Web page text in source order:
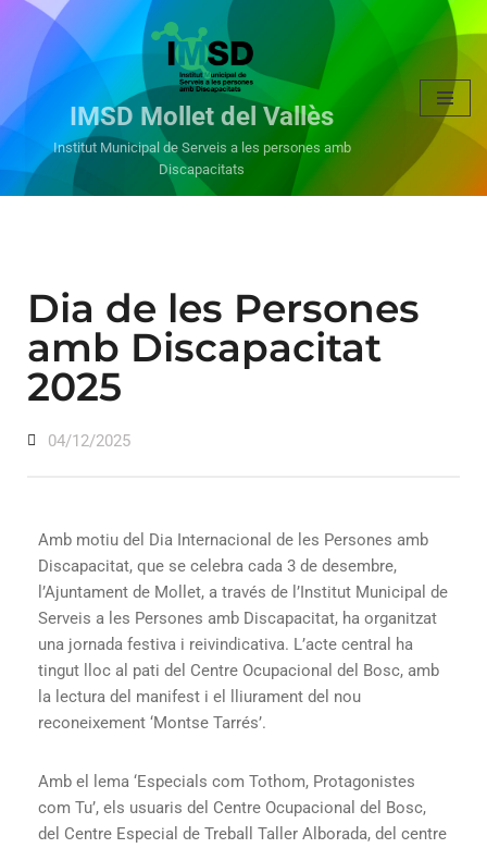
Vés
al
contingutIMSD Mollet del Vallès
Institut Municipal de Serveis a les persones amb
Discapacitats
Dia de les Persones
amb Discapacitat
2025
04/12/2025
Amb motiu del Dia Internacional de les Persones amb
Discapacitat, que se celebra cada 3 de desembre,
l’Ajuntament de Mollet, a través de l’Institut Municipal de
Serveis a les Persones amb Discapacitat, ha organitzat
una jornada festiva i reivindicativa. L’acte central ha
tingut lloc al pati del Centre Ocupacional del Bosc, amb
la lectura del manifest i el lliurament del nou
reconeixement ‘Montse Tarrés’.
Amb el lema ‘Especials com Tothom, Protagonistes
com Tu’, els usuaris del Centre Ocupacional del Bosc,
del Centre Especial de Treball Taller Alborada, del centre